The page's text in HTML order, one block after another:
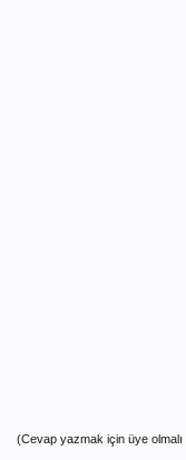
(Cevap yazmak için üye olmalı